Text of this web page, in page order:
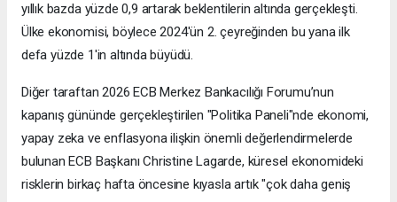
yıllık bazda yüzde 0,9 artarak beklentilerin altında gerçekleşti.
Ülke ekonomisi, böylece 2024'ün 2. çeyreğinden bu yana ilk
defa yüzde 1'in altında büyüdü.
Diğer taraftan 2026 ECB Merkez Bankacılığı Forumu’nun
kapanış gününde gerçekleştirilen "Politika Paneli"nde ekonomi,
yapay zeka ve enflasyona ilişkin önemli değerlendirmelerde
bulunan ECB Başkanı Christine Lagarde, küresel ekonomideki
risklerin birkaç hafta öncesine kıyasla artık "çok daha geniş